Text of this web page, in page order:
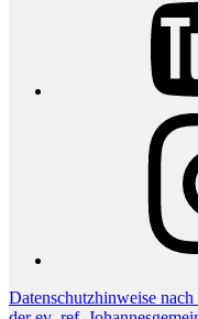
Datenschutzhinweise